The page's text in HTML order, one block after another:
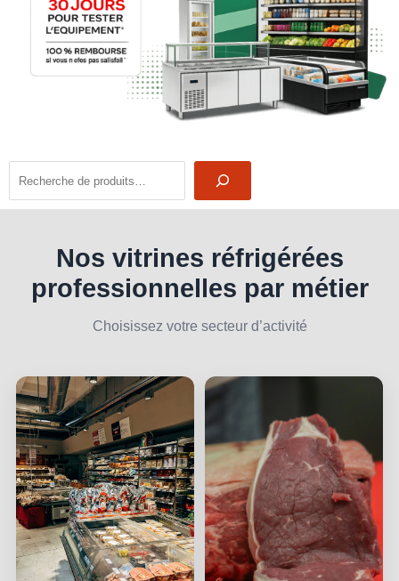
Nos vitrines réfrigérées
professionnelles par métier
Choisissez votre secteur d’activité